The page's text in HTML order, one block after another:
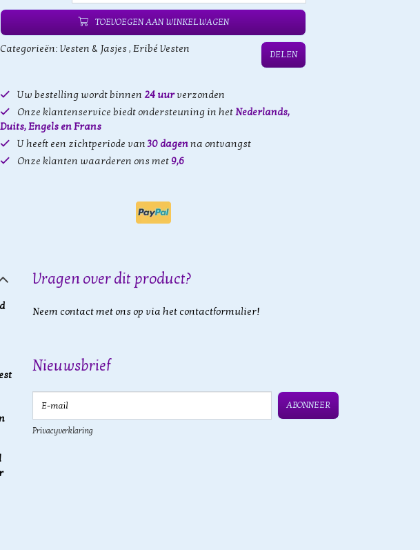
TOEVOEGEN AAN WINKELWAGEN
Categorieën: Vesten & Jasjes, Eribé Vesten DELEN
Uw bestelling wordt binnen 24 uurverzonden
Onze klantenservice biedt ondersteuning in hetNederlands,
Duits, Engels en Frans
U heeft een zichtperiode van30 dagenna ontvangst
Onze klanten waarderen ons met 9,6
Vragen over dit product?
Neem contact met ons op via het contactformulier!
Nieuwsbrief
E-mail
ABONNEER
Privacyverklaring